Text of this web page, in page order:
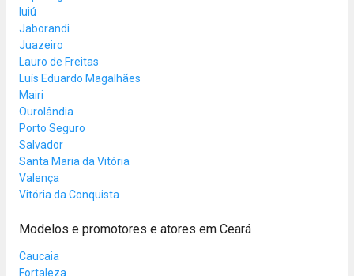
Iuiú
Jaborandi
Juazeiro
Lauro de Freitas
Luís Eduardo Magalhães
Mairi
Ourolândia
Porto Seguro
Salvador
Santa Maria da Vitória
Valença
Vitória da Conquista
Modelos e promotores e atores em Ceará
Caucaia
Fortaleza